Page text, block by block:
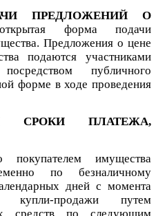
ПРЕДЛОЖЕНИЙ О
открытая форма подачи
Предложения о цене
подаются участниками
публичного
форме в ходе проведения
СРОКИ ПЛАТЕЖА,
покупателем имущества
по безналичному
дней с момента
купли-продажи путем